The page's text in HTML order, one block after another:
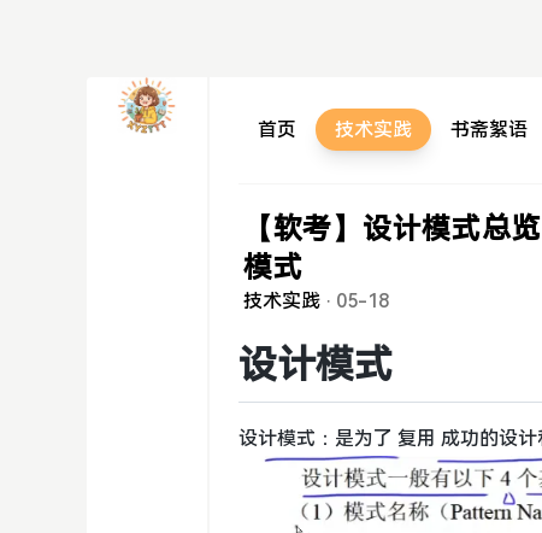
首页 技术实践 书斋絮语
【软考】设计模式总
模式
技术实践 · 05-18
设计模式
设计模式：是为了 复用 成功的设